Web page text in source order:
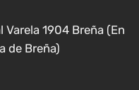
Varela 1904 Breña (En
de Breña)